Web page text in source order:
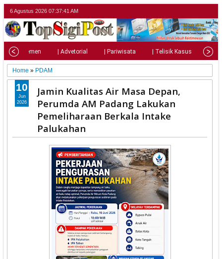
6 Agustus 2026 07:37:42 AM
| Parlemen | Advetorial | Pariwisata | Telisik Kasus |
Home » PDAM
‎Jamin Kualitas Air Masa Depan,
Perumda AM Padang Lakukan
Pemeliharaan Berkala Intake
Palukahan
10
Jun
2026